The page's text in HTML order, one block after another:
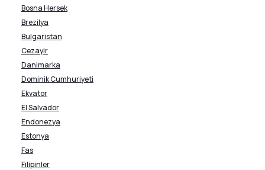
Bosna Hersek
Brezilya
Bulgaristan
Cezayir
Danimarka
Dominik Cumhuriyeti
Ekvator
El Salvador
Endonezya
Estonya
Fas
Filipinler